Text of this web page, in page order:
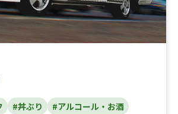
トジュース、イタリアンホットミル
ー、イタリアンソーダ、ハーフチュロ
モークチキンのパニーニ、おしるこ、
ット、ハロウィンラテ、アイススムー
ークチキンのパニーニ、エスプレッ
用)、ポークソーセージのホットドッ
ンのパニーニ、ドルチェセット、イタ
キン盛り合わせ、ソーセージ盛り合わ
ソーダ、桜ドッグ、桜ラテ、コロナビ
#丼ぶり #アルコール・お酒